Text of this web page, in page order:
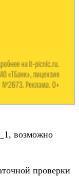
возможно
проверки